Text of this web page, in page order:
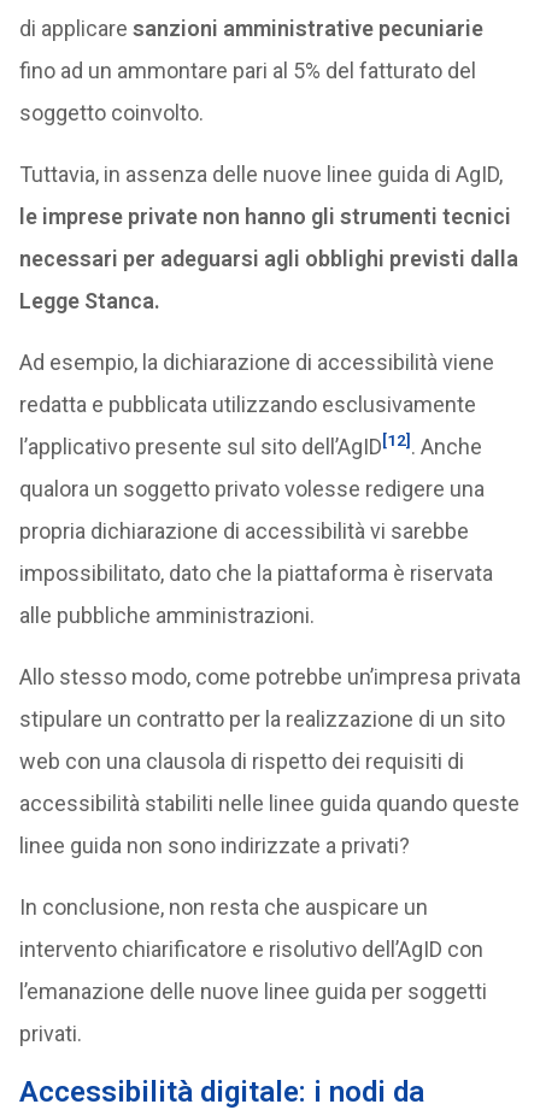
di applicare sanzioni amministrative pecuniarie
fino ad un ammontare pari al 5% del fatturato del
soggetto coinvolto.
Tuttavia, in assenza delle nuove linee guida di AgID,
le imprese private non hanno gli strumenti tecnici
necessari per adeguarsi agli obblighi previsti dalla
Legge Stanca.
Ad esempio, la dichiarazione di accessibilità viene
redatta e pubblicata utilizzando esclusivamente
l’applicativo presente sul sito dell’AgID[12] . Anche
qualora un soggetto privato volesse redigere una
propria dichiarazione di accessibilità vi sarebbe
impossibilitato, dato che la piattaforma è riservata
alle pubbliche amministrazioni.
Allo stesso modo, come potrebbe un’impresa privata
stipulare un contratto per la realizzazione di un sito
web con una clausola di rispetto dei requisiti di
accessibilità stabiliti nelle linee guida quando queste
linee guida non sono indirizzate a privati?
In conclusione, non resta che auspicare un
intervento chiarificatore e risolutivo dell’AgID con
l’emanazione delle nuove linee guida per soggetti
privati.
Accessibilità digitale: i nodi da